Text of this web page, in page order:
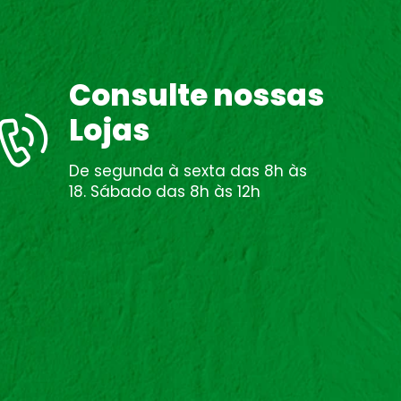
Consulte nossas
Lojas
De segunda à sexta das 8h às
18. Sábado das 8h às 12h